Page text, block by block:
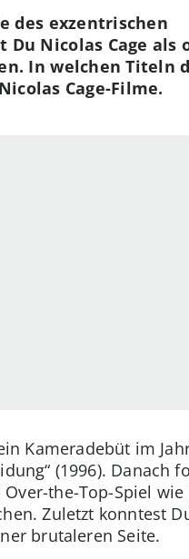
des exzentrischen
Du Nicolas Cage als
In welchen Titeln
Cage-Filme.
Kameradebüt im
(1996). Danach
the-Top-Spiel wie
Zuletzt konntest
brutaleren Seite.